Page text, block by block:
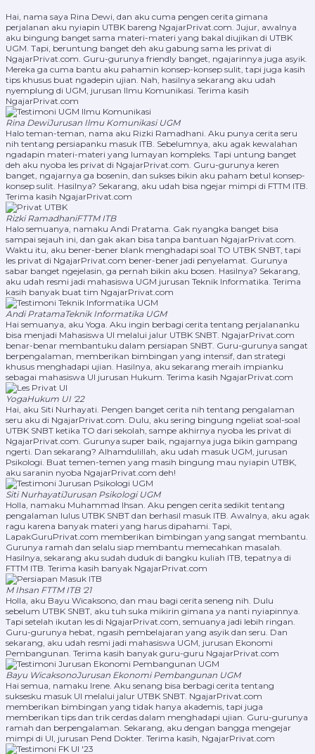
Hai, nama saya Rina Dewi, dan aku cuma pengen cerita gimana
perjalanan aku nyiapin UTBK bareng NgajarPrivat.com. Jujur, awalnya
aku bingung banget sama materi-materi yang bakal diujikan di UTBK
UGM. Tapi, beruntung banget deh aku gabung sama les privat di
NgajarPrivat.com. Guru-gurunya friendly banget, ngajarinnya juga asyik.
Mereka ga cuma bantu aku pahamin konsep-konsep sulit, tapi juga kasih
tips khusus buat ngadepin ujian. Nah, hasilnya sekarang aku udah
nyemplung di UGM, jurusan Ilmu Komunikasi. Terima kasih
NgajarPrivat.com
Rina DewiJurusan Ilmu Komunikasi UGM
Halo teman-teman, nama aku Rizki Ramadhani. Aku punya cerita seru
nih tentang persiapanku masuk ITB. Sebelumnya, aku agak kewalahan
ngadapin materi-materi yang lumayan kompleks. Tapi untung banget
deh aku nyoba les privat di NgajarPrivat.com. Guru-gurunya keren
banget, ngajarnya ga bosenin, dan sukses bikin aku paham betul konsep-
konsep sulit. Hasilnya? Sekarang, aku udah bisa ngejar mimpi di FTTM ITB.
Terima kasih NgajarPrivat.com
Rizki RamadhaniFTTM ITB
Halo semuanya, namaku Andi Pratama. Gak nyangka banget bisa
sampai sejauh ini, dan gak akan bisa tanpa bantuan NgajarPrivat.com.
Waktu itu, aku bener-bener blank menghadapi soal TO UTBK SNBT, tapi
les privat di NgajarPrivat.com bener-bener jadi penyelamat. Gurunya
sabar banget ngejelasin, ga pernah bikin aku bosen. Hasilnya? Sekarang,
aku udah resmi jadi mahasiswa UGM jurusan Teknik Informatika. Terima
kasih banyak buat tim NgajarPrivat.com
Andi PratamaTeknik Informatika UGM
Hai semuanya, aku Yoga. Aku ingin berbagi cerita tentang perjalananku
bisa menjadi Mahasiswa UI melalui jalur UTBK SNBT. NgajarPrivat.com
benar-benar membantuku dalam persiapan SNBT. Guru-gurunya sangat
berpengalaman, memberikan bimbingan yang intensif, dan strategi
khusus menghadapi ujian. Hasilnya, aku sekarang meraih impianku
sebagai mahasiswa UI jurusan Hukum. Terima kasih NgajarPrivat.com
YogaHukum UI '22
Hai, aku Siti Nurhayati. Pengen banget cerita nih tentang pengalaman
seru aku di NgajarPrivat.com. Dulu, aku sering bingung ngeliat soal-soal
UTBK SNBT ketika TO dari sekolah, sampe akhirnya nyoba les privat di
NgajarPrivat.com. Gurunya super baik, ngajarnya juga bikin gampang
ngerti. Dan sekarang? Alhamdulillah, aku udah masuk UGM, jurusan
Psikologi. Buat temen-temen yang masih bingung mau nyiapin UTBK,
aku saranin nyoba NgajarPrivat.com deh!
Siti NurhayatiJurusan Psikologi UGM
Holla, namaku Muhammad Ihsan. Aku pengen cerita sedikit tentang
pengalaman lulus UTBK SNBT dan berhasil masuk ITB. Awalnya, aku agak
ragu karena banyak materi yang harus dipahami. Tapi,
LapakGuruPrivat.com memberikan bimbingan yang sangat membantu.
Gurunya ramah dan selalu siap membantu memecahkan masalah.
Hasilnya, sekarang aku sudah duduk di bangku kuliah ITB, tepatnya di
FTTM ITB. Terima kasih banyak NgajarPrivat.com
M Ihsan FTTM ITB '21
Holla, aku Bayu Wicaksono, dan mau bagi cerita seneng nih. Dulu
sebelum UTBK SNBT, aku tuh suka mikirin gimana ya nanti nyiapinnya.
Tapi setelah ikutan les di NgajarPrivat.com, semuanya jadi lebih ringan.
Guru-gurunya hebat, ngasih pembelajaran yang asyik dan seru. Dan
sekarang, aku udah resmi jadi mahasiswa UGM, jurusan Ekonomi
Pembangunan. Terima kasih banyak guru-guru NgajarPrivat.com
Bayu WicaksonoJurusan Ekonomi Pembangunan UGM
Hai semua, namaku Irene. Aku senang bisa berbagi cerita tentang
suksesku masuk UI melalui jalur UTBK SNBT. NgajarPrivat.com
memberikan bimbingan yang tidak hanya akademis, tapi juga
memberikan tips dan trik cerdas dalam menghadapi ujian. Guru-gurunya
ramah dan berpengalaman. Sekarang, aku dengan bangga mengejar
mimpi di UI, jurusan Pend Dokter. Terima kasih, NgajarPrivat.com